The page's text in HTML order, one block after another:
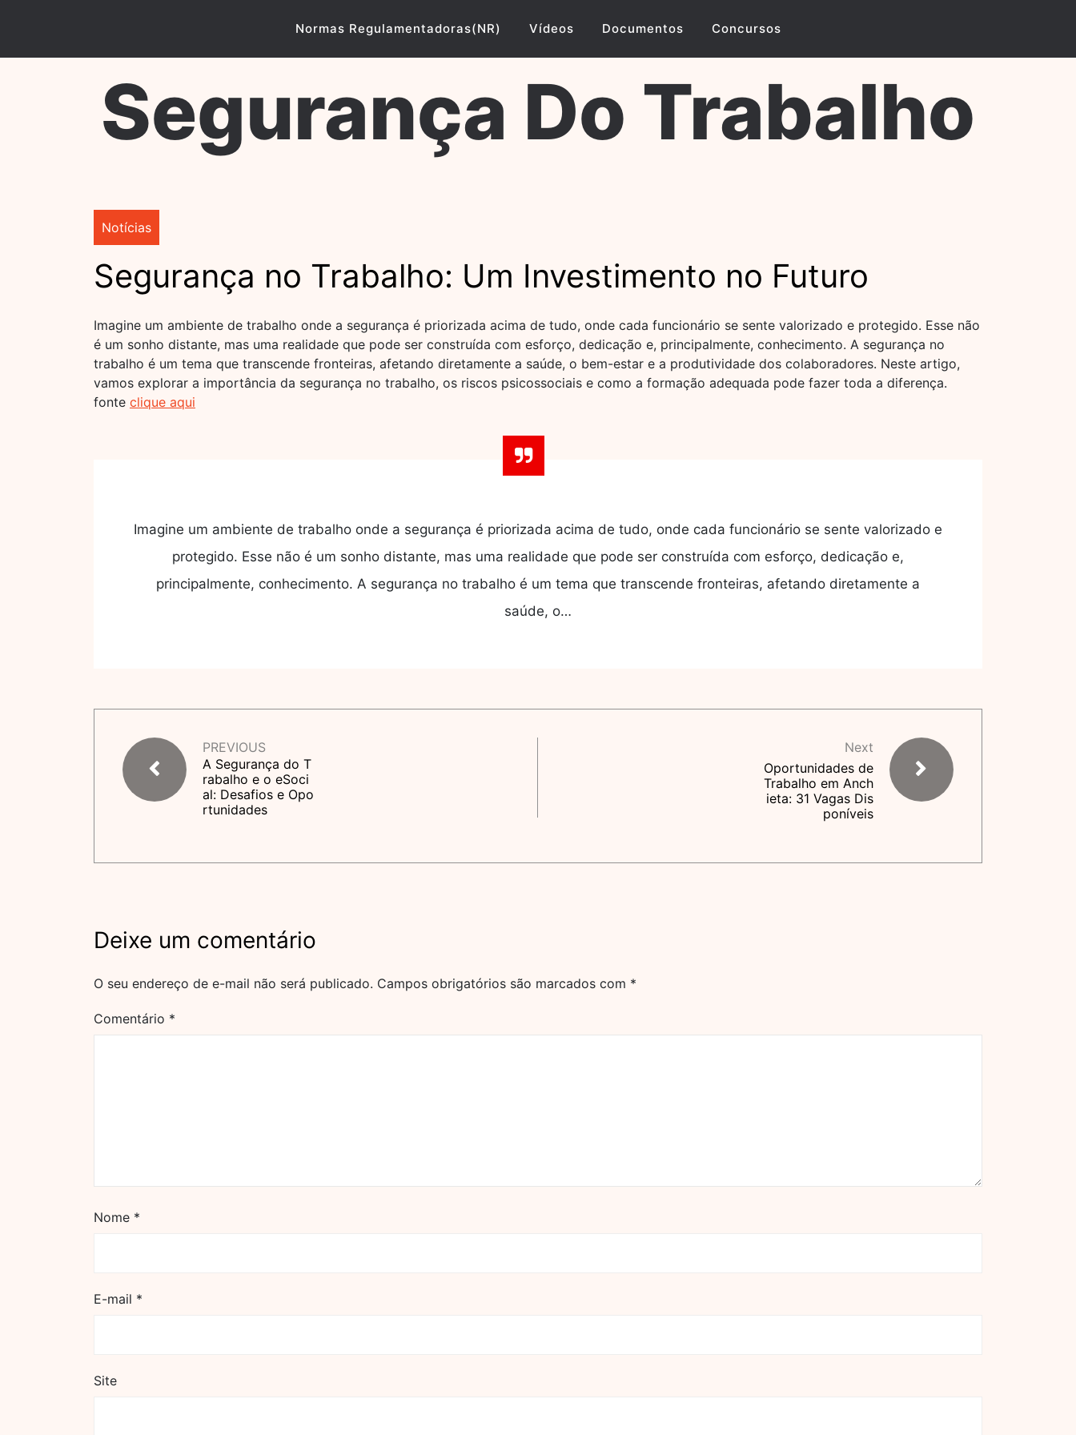
Normas Regulamentadoras(NR) Vídeos Documentos Concursos
Segurança Do Trabalho
Notícias
Segurança no Trabalho: Um Investimento no Futuro
Imagine um ambiente de trabalho onde a segurança é priorizada acima de tudo, onde cada funcionário se sente valorizado e protegido. Esse não
é um sonho distante, mas uma realidade que pode ser construída com esforço, dedicação e, principalmente, conhecimento. A segurança no
trabalho é um tema que transcende fronteiras, afetando diretamente a saúde, o bem-estar e a produtividade dos colaboradores. Neste artigo,
vamos explorar a importância da segurança no trabalho, os riscos psicossociais e como a formação adequada pode fazer toda a diferença.
fonte clique aqui
Imagine um ambiente de trabalho onde a segurança é priorizada acima de tudo, onde cada funcionário se sente valorizado e
protegido. Esse não é um sonho distante, mas uma realidade que pode ser construída com esforço, dedicação e,
principalmente, conhecimento. A segurança no trabalho é um tema que transcende fronteiras, afetando diretamente a
saúde, o…
PREVIOUS
A Segurança do T
rabalho e o eSoci
al: Desafios e Opo
rtunidades
Next
Oportunidades de
Trabalho em Anch
ieta: 31 Vagas Dis
poníveis
Deixe um comentário
O seu endereço de e-mail não será publicado. Campos obrigatórios são marcados com *
Comentário *
Nome *
E-mail *
Site